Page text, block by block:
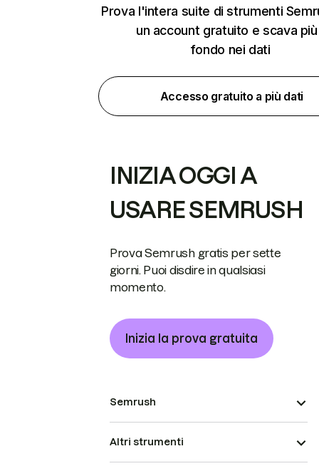
Prova l'intera suite di strumenti
un account gratuito e scava
fondo nei dati
Accesso gratuito a più dati
INIZIA OGGI A
USARE SEMRUSH
Prova Semrush gratis per sette
giorni. Puoi disdire in qualsiasi
momento.
Inizia la prova gratuita
Semrush
Altri strumenti